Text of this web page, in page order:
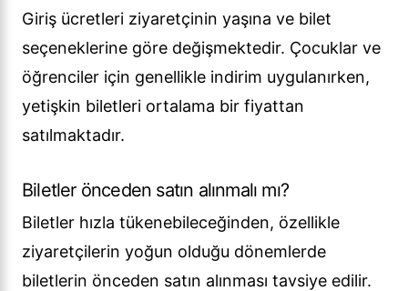
Giriş ücretleri ziyaretçinin yaşına ve bilet
seçeneklerine göre değişmektedir. Çocuklar ve
öğrenciler için genellikle indirim uygulanırken,
yetişkin biletleri ortalama bir fiyattan
satılmaktadır.
Biletler önceden satın alınmalı mı?
Biletler hızla tükenebileceğinden, özellikle
ziyaretçilerin yoğun olduğu dönemlerde
biletlerin önceden satın alınması tavsiye edilir.